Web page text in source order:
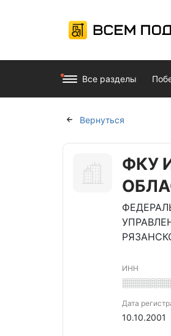
Все разделы
Вернуться
ФКУ
ИНН
Дата
10.10.2001